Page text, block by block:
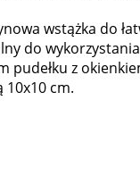
wstążka do
do
pudełku z
10x10 cm.